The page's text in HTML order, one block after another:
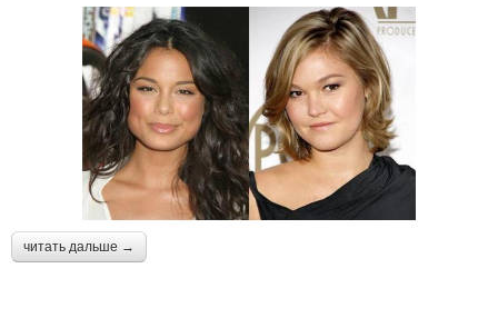
читать дальше →